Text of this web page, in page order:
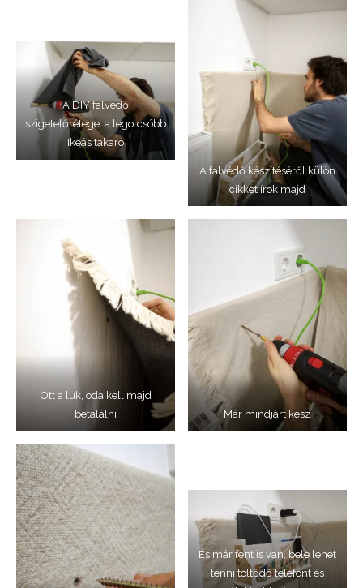
A DIY falvédő
szigetelőrétege: a legolcsóbb
Ikeás takaró
A falvédő készítéséről külön
cikket írok majd
Ott a luk, oda kell majd
betalálni
Már mindjárt kész
És már fent is van, bele lehet
tenni töltődő telefont és